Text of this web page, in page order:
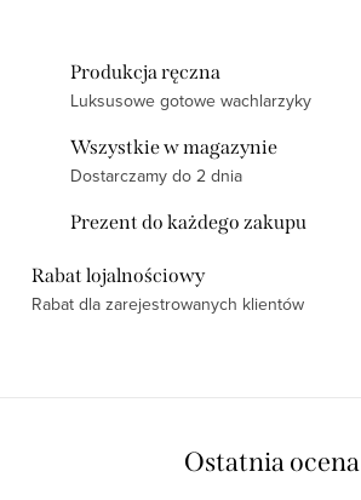
Produkcja ręczna
Luksusowe gotowe wachlarzyky
Wszystkie w magazynie
Dostarczamy do 2 dnia
Prezent do każdego zakupu
Rabat lojalnościowy
Rabat dla zarejestrowanych klientów
Ostatnia ocena